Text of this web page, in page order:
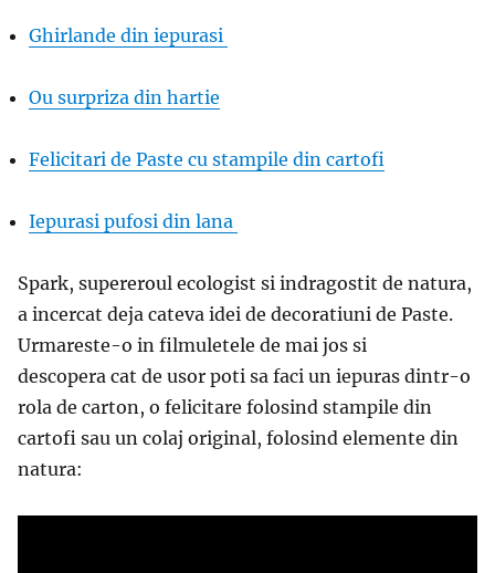
Ghirlande din iepurasi
Ou surpriza din hartie
Felicitari de Paste cu stampile din cartofi
Iepurasi pufosi din lana
Spark, supereroul ecologist si indragostit de natura,
a incercat deja cateva idei de decoratiuni de Paste.
Urmareste-o in filmuletele de mai jos si
descopera cat de usor poti sa faci un iepuras dintr-o
rola de carton, o felicitare folosind stampile din
cartofi sau un colaj original, folosind elemente din
natura: